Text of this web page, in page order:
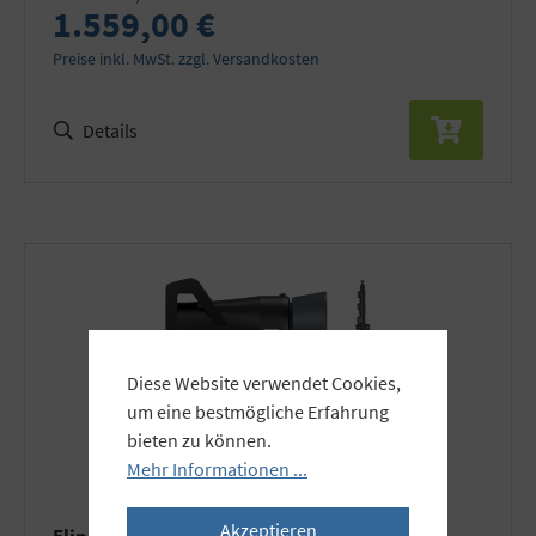
1.559,00 €
Preise inkl. MwSt. zzgl. Versandkosten
Details
Diese Website verwendet Cookies,
um eine bestmögliche Erfahrung
bieten zu können.
Mehr Informationen ...
Akzeptieren